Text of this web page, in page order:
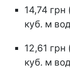
14,74 грн
куб. м
12,61 грн
куб. м